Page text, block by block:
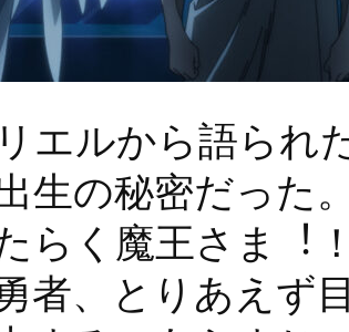
エルから語られ
生の秘密だった
たらく魔王さま︕
者、とりあえず